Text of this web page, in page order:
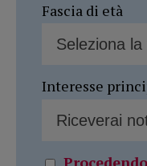
Fascia di età
Interesse